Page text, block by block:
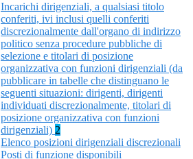
Incarichi dirigenziali, a qualsiasi titolo
conferiti, ivi inclusi quelli conferiti
discrezionalmente dall'organo di indirizzo
politico senza procedure pubbliche di
selezione e titolari di posizione
organizzativa con funzioni dirigenziali (da
pubblicare in tabelle che distinguano le
seguenti situazioni: dirigenti, dirigenti
individuati discrezionalmente, titolari di
posizione organizzativa con funzioni
dirigenziali) 2
Elenco posizioni dirigenziali discrezionali
Posti di funzione disponibili